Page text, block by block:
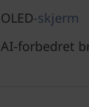
OLED-skjerm
AI-forbedret